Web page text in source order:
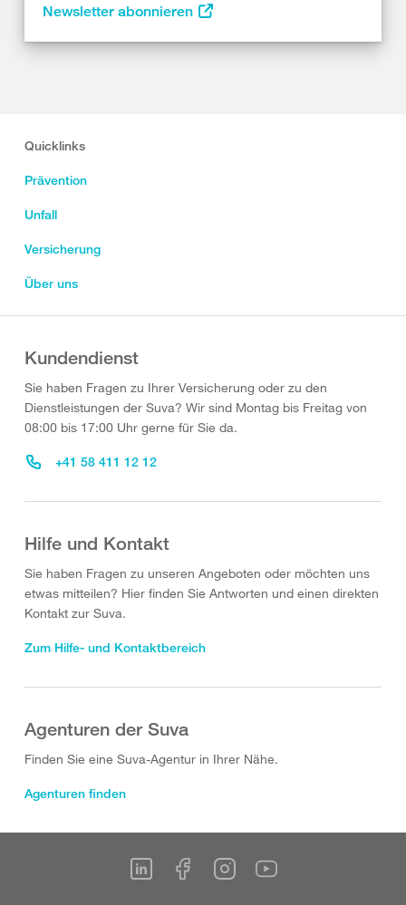
Newsletter abonnieren
Quicklinks
Prävention
Unfall
Versicherung
Über uns
Kundendienst
Sie haben Fragen zu Ihrer Versicherung oder zu den
Dienstleistungen der Suva? Wir sind Montag bis Freitag von
08:00 bis 17:00 Uhr gerne für Sie da.
+41 58 411 12 12
Hilfe und Kontakt
Sie haben Fragen zu unseren Angeboten oder möchten uns
etwas mitteilen? Hier finden Sie Antworten und einen direkten
Kontakt zur Suva.
Zum Hilfe- und Kontaktbereich
Agenturen der Suva
Finden Sie eine Suva-Agentur in Ihrer Nähe.
Agenturen finden